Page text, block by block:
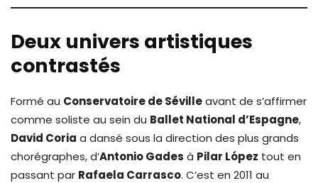
Deux univers artistiques
contrastés
Formé au Conservatoire de Sévilleavant de s’affirmer
comme soliste au sein du Ballet National d’Espagne,
David Coria a dansé sous la direction des plus grands
chorégraphes, d’Antonio Gades à Pilar López tout en
passant par Rafaela Carrasco. C’est en 2011 au